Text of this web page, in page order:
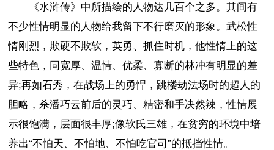
《水浒传》中所描绘的人物达几百个之多。其间有
不少性情明显的人物给我留下不行磨灭的形象。武松性
情刚烈，欺硬不欺软，英勇、抓住时机，他性情上的这
些特色，同宽厚、温情、优柔、寡断的林冲有明显的差
异;再如石秀，在战场上的勇悍，跳楼劫法场时的超人的
胆略，杀潘巧云前后的灵巧、精密和手决然辣，性情展
示很饱满，层面很丰厚;像软氏三雄，在贫穷的环境中培
养出“不怕天、不怕地、不怕吃官司”的抵挡性情。